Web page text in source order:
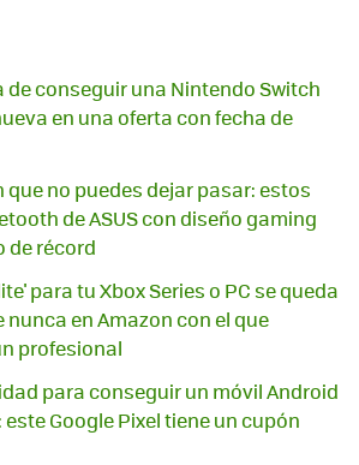
de conseguir una Nintendo Switch
en una oferta con fecha de
que no puedes dejar pasar: estos
de ASUS con diseño gaming
de récord
para tu Xbox Series o PC se queda
en Amazon con el que
profesional
para conseguir un móvil Android
Google Pixel tiene un cupón